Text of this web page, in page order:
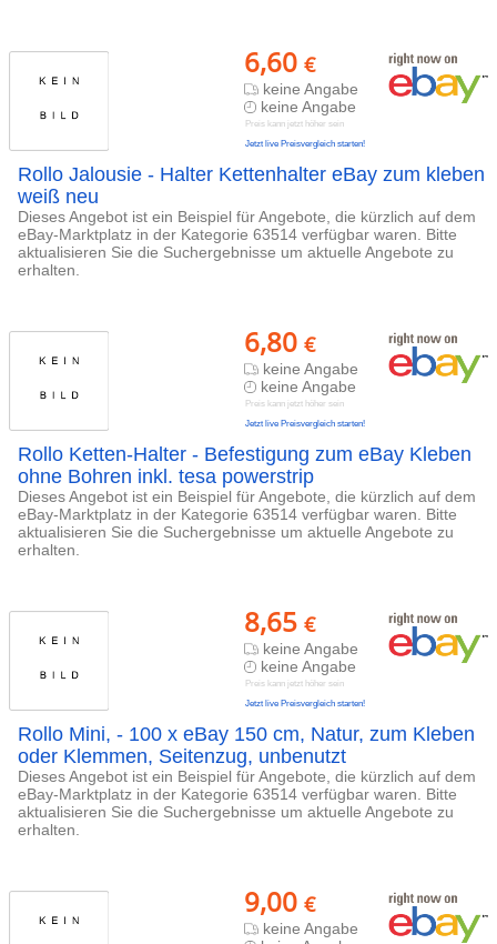
6,60 €
keine Angabe
keine Angabe
Preis kann jetzt höher sein
Jetzt live Preisvergleich starten!
Rollo Jalousie - Halter Kettenhalter eBay zum kleben
weiß neu
Dieses Angebot ist ein Beispiel für Angebote, die kürzlich auf dem
eBay-Marktplatz in der Kategorie 63514 verfügbar waren. Bitte
aktualisieren Sie die Suchergebnisse um aktuelle Angebote zu
erhalten.
6,80 €
keine Angabe
keine Angabe
Preis kann jetzt höher sein
Jetzt live Preisvergleich starten!
Rollo Ketten-Halter - Befestigung zum eBay Kleben
ohne Bohren inkl. tesa powerstrip
Dieses Angebot ist ein Beispiel für Angebote, die kürzlich auf dem
eBay-Marktplatz in der Kategorie 63514 verfügbar waren. Bitte
aktualisieren Sie die Suchergebnisse um aktuelle Angebote zu
erhalten.
8,65 €
keine Angabe
keine Angabe
Preis kann jetzt höher sein
Jetzt live Preisvergleich starten!
Rollo Mini, - 100 x eBay 150 cm, Natur, zum Kleben
oder Klemmen, Seitenzug, unbenutzt
Dieses Angebot ist ein Beispiel für Angebote, die kürzlich auf dem
eBay-Marktplatz in der Kategorie 63514 verfügbar waren. Bitte
aktualisieren Sie die Suchergebnisse um aktuelle Angebote zu
erhalten.
9,00 €
keine Angabe